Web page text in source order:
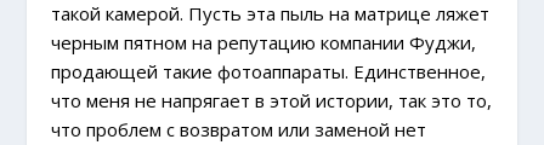
такой камерой. Пусть эта пыль на матрице ляжет
черным пятном на репутацию компании Фуджи,
продающей такие фотоаппараты. Единственное,
что меня не напрягает в этой истории, так это то,
что проблем с возвратом или заменой нет